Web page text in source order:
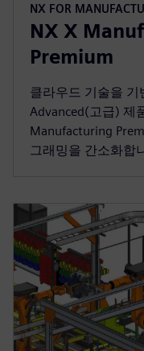
NX FOR
NX X
Premium
클라우드 기술을 기
Advanced(고급) 제
Manufacturing
그래밍을 간소화합